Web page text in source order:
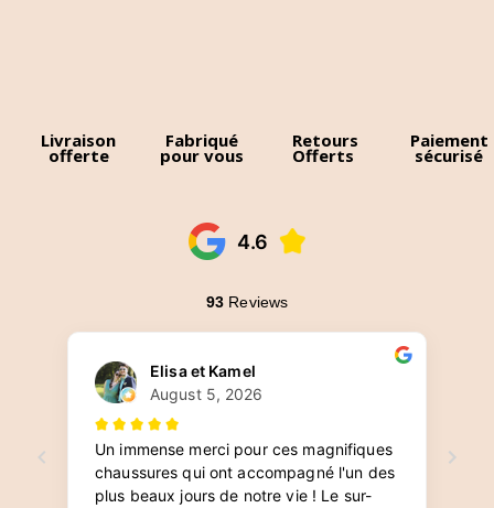
Livraison
offerte
Fabriqué
pour vous
Retours
Offerts
Paiement
sécurisé